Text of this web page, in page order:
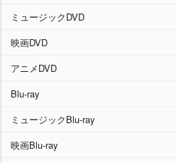
ミュージックDVD
映画DVD
アニメDVD
Blu-ray
ミュージックBlu-ray
映画Blu-ray